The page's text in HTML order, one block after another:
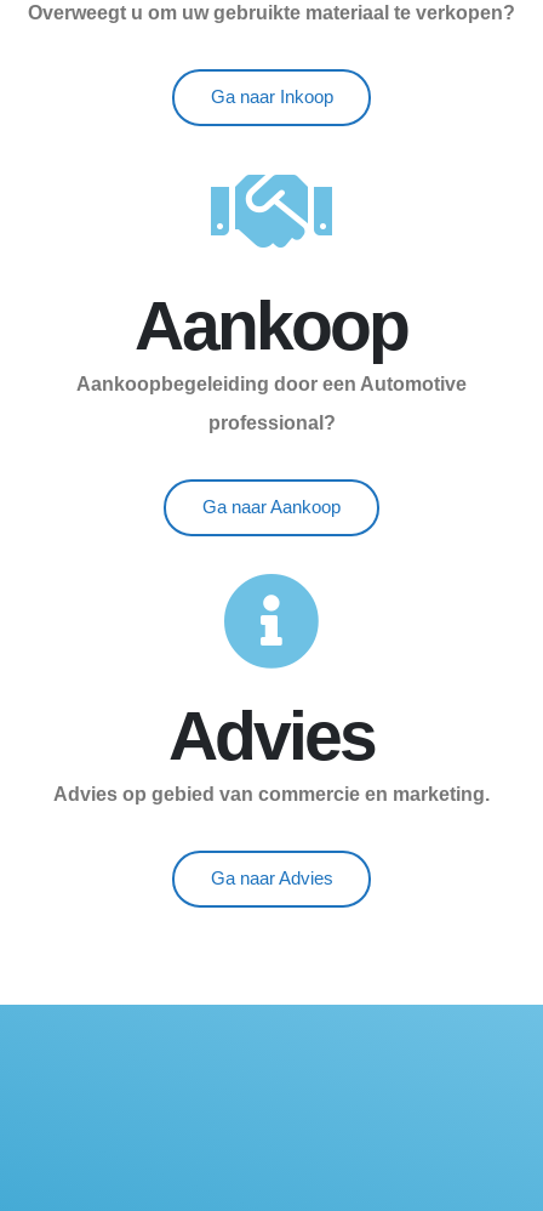
Overweegt u om uw gebruikte materiaal te verkopen?
Ga naar Inkoop
Aankoop
Aankoopbegeleiding door een Automotive
professional?
Ga naar Aankoop
Advies
Advies op gebied van commercie en marketing.
Ga naar Advies